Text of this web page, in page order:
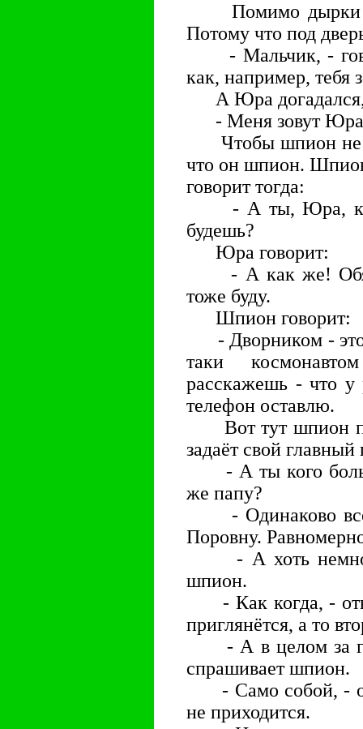
Помимо дырки
Потому что под
- Мальчик, -
как, например, тебя
А Юра догадался,
- Меня зовут
Чтобы шпион не
что он шпион.
говорит тогда:
- А ты, Юра, как
будешь?
Юра говорит:
- А как же!
тоже буду.
Шпион говорит:
- Дворником - это
таки
расскажешь - что у
телефон оставлю.
Вот тут шпион
задаёт свой
- А ты кого
же папу?
- Одинаково
Поровну.
- А хоть
шпион.
- Как когда, -
приглянётся, а то
- А в целом за
спрашивает шпион.
- Само собой, -
не приходится.